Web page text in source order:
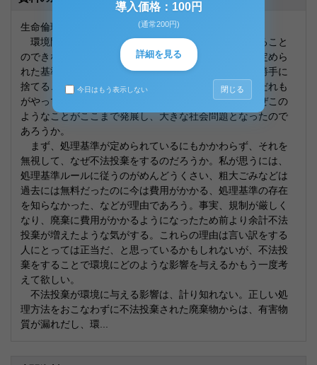
生命倫理 「不法投棄ゴミを減らす方法」
環境問題が多様化している現代社会において、逃れること
のできない問題。不法投棄ゴミ問題。不法投棄とは、定めら
れた基準を無視して、人や会社が山林や原野にごみを勝手に
捨てることである。人としての常識・道徳的に考えてだれも
がやってはいけないことだとわかるはずであるが、なぜこの
ようなことがここまで発展し、大きな社会問題となったので
あろうか。
まず、処理基準が定められているにもかかわらず、それを
無視して、なぜ不法投棄をするのだろうか。私が思うには、
処理基準ルールに従うのがめんどうくさい、粗大ごみなどは
過去には無料だったのに今は費用がかかる、処理基準の存在
を知らなかった、などが理由であろう。事実、規制が厳しく
なり、廃棄に費用がかかるようになったため前より余計不法
投棄が増えたような気がする。これらの理由は言い訳をする
人にとっては正当だ、と思っているかもしれないが、不法投
棄をすることで環境にどのような影響を与えるかもう一度考
えて欲しい。
不法投棄が環境に与える影響は、計り知れない。正しい処
理方法をおこなわずに不法投棄された廃棄物からは、有害物
質が漏れだし、環...
導入価格：100円
(通常200円)
詳細を見る
今日はもう表示しない 閉じる